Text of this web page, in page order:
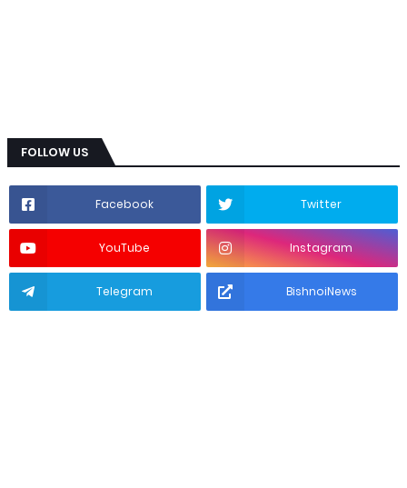
FOLLOW US
Facebook Twitter
YouTube Instagram
Telegram BishnoiNews